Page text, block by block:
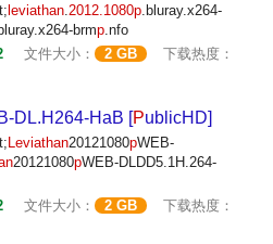
leviathan.2012.1080p.bluray.x264-
brmp.nfo
文件大小： 2 GB
下载热度：
DL.H264-HaB [PublicHD]
Leviathan20121080pWEB-
20121080pWEB-DLDD5.1H.264-
文件大小： 2 GB
下载热度：